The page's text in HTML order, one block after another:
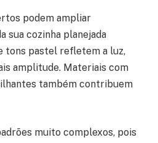
podem ampliar
sua cozinha planejada
tons pastel refletem a luz,
amplitude. Materiais com
também contribuem
muito complexos, pois